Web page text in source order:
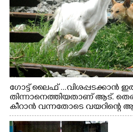
ഗോട്ട് ലൈഫ് ...വിശപ്പടക്കാൻ
തിന്നാനെത്തിയതാണ് ആട്.
കീറാൻ വന്നതോടെ വയറിന്റെ
വേണ്ടിയായി ഓട്ടം.
നിന്നുള്ള കാഴ്ച